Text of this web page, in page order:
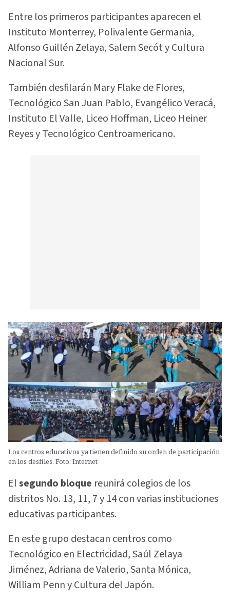
Entre los primeros participantes aparecen el
Instituto Monterrey, Polivalente Germania,
Alfonso Guillén Zelaya, Salem Secót y Cultura
Nacional Sur.
También desfilarán Mary Flake de Flores,
Tecnológico San Juan Pablo, Evangélico Veracá,
Instituto El Valle, Liceo Hoffman, Liceo Heiner
Reyes y Tecnológico Centroamericano.
Los centros educativos ya tienen definido su orden de participación
en los desfiles. Foto: Internet
Elsegundo bloque reunirá colegios de los
distritos No. 13, 11, 7 y 14 con varias instituciones
educativas participantes.
En este grupo destacan centros como
Tecnológico en Electricidad, Saúl Zelaya
Jiménez, Adriana de Valerio, Santa Mónica,
William Penn y Cultura del Japón.